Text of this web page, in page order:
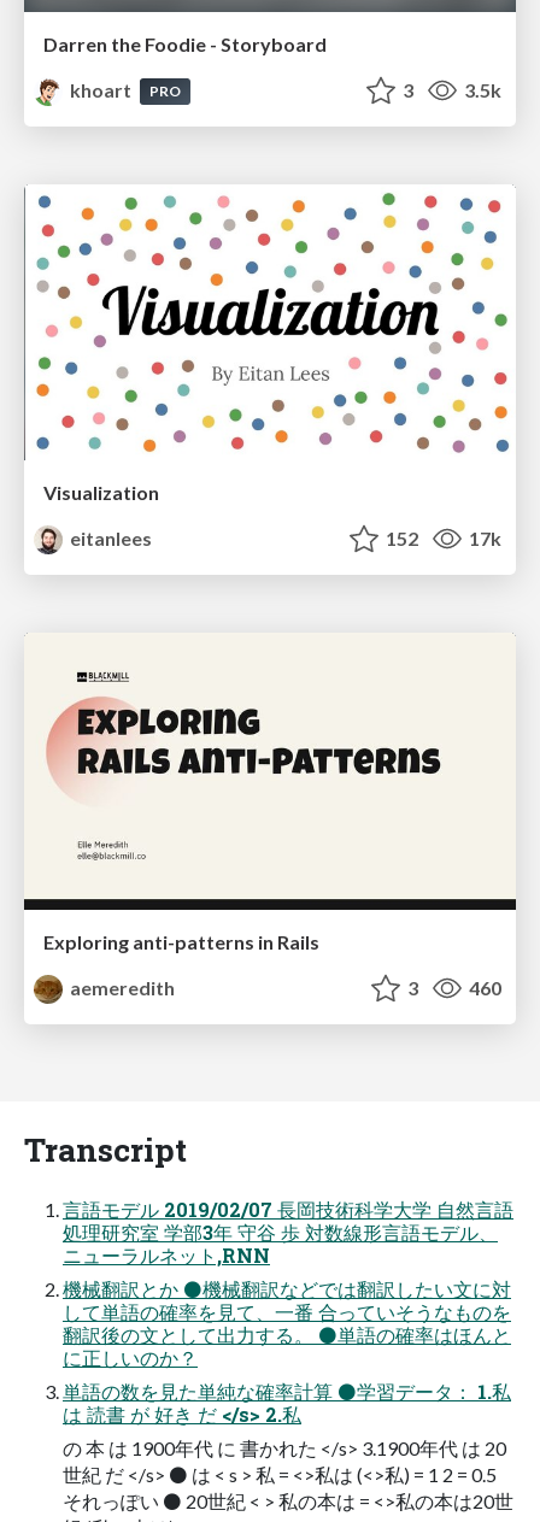
Darren the Foodie - Storyboard
khoart
PRO 3 3.5k
Visualization
eitanlees
152 17k
Exploring anti-patterns in Rails
aemeredith
3 460
Transcript
言語モデル 2019/02/07 長岡技術科学大学 自然言語
処理研究室 学部3年 守谷 歩 対数線形言語モデル、
ニューラルネット,RNN
機械翻訳とか ⚫機械翻訳などでは翻訳したい文に対
して単語の確率を見て、一番 合っていそうなものを
翻訳後の文として出力する。 ⚫単語の確率はほんと
に正しいのか？
単語の数を見た単純な確率計算 ⚫学習データ： 1.私
は 読書 が 好き だ </s> 2.私
の 本 は 1900年代 に 書かれた </s> 3.1900年代 は 20
世紀 だ </s> ⚫ は < s > 私 = <>私は (<>私) = 1 2 = 0.5
それっぽい ⚫ 20世紀 < > 私の本は = <>私の本は20世